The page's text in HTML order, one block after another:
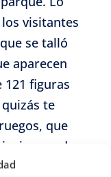
visitantes
se talló
aparecen
121 figuras
te
que
cuando
a